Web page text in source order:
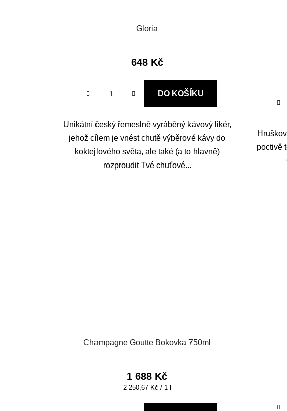
Gloria
648 Kč
DO KOŠÍKU
Unikátní český řemeslně vyráběný kávový likér,
jehož cílem je vnést chutě výběrové kávy do
koktejlového světa, ale také (a to hlavně)
rozproudit Tvé chuťové...
poctivě
Champagne Goutte Bokovka 750ml
1 688 Kč
Měrná
2 250,67 Kč / 1 l